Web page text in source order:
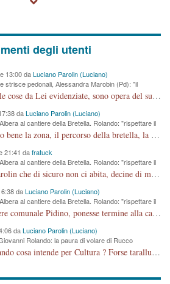
degli utenti
13:00 daLuciano Parolin (Luciano)
strisce pedonali, Alessandra Marobin (Pd): "il
Consigliera Marobin, tutte le cose da Lei evidenziate, sono opera del suo ex Assessore e compagno di Partito Antonio Marco Dalla Pozza Assessore alla "progettazione" di piste ciclabili e altre porcherie. A lui manderei il conto da saldare per incidenti e danni alle persone. E' ora che "finiamola." Avete perso rassegnatevi. qui IL SINDACO RUCCO NON C'ENTRA PER NIENTE. CAPITO!!!!!!!! Amen.
daLuciano Parolin (Luciano)
al cantiere della Bretella. Rolando: "rispettare il
Caro fratuck, conosco molto bene la zona, il percorso della bretella, la situazione dei cittadini, abito in Viale Trento. A partire dal 2003 ho partecipato al Comitato di Maddalene pro bretella, e a riunioni propositive per apportare modifiche al progetto. Numerose mie foto del territorio sono arrivate a Roma, altri miei interventi (non graditi dalla Sx) sono stati pubblicati dal GdV, assieme ad altri come Ciro Asproso, ora favorevole alla bretella. Ho partecipato alla raccolta firme per la chiusura della strada x 5 giorni eseguita dal Sindaco Hullwech per sforamento 180 Micro/g. Pertanto come impegno per la tematica sono apposto con la coscienza. Ora il Progetto è partito, fine! Voglio dire che la nuova Giunta "comunale" non c'entra più. L'opera sarà "malauguratamente" eseguita, ma non con il mio placet. Il Consigliere Comunale dovrebbe capire che la campagna elettorale è finita, con buona pace di tutti. Quello che invece dovrebbe interessare è la proprietà della strada, dall'uscita autostradale Ovest, sino alla Rotatoria dell'Albara, vi sono tre possessori: Autostrade SpA; La Provincia, il Comune. Come la mettiamo per il futuro ? I costi, da 50 sono saliti a 100 milioni di € come dire 20 milioni a KM (!) da non credere. Comunque si farà. Ma nessuno canti Vittoria, anzi meglio non farne un ulteriore fatto "partitico" per questioni elettorali o di seggio. Se mi manda la sua mail, sono disponibile ad inviare i documenti e le foto sopra descritte. Con ossequi, Luciano Parolin
21:41 dafratuck
al cantiere della Bretella. Rolando: "rispettare il
Non sarà utile a lei dott. Parolin che di sicuro non ci abita, decine di migliaia di TIR, automobili e padroncini che passano quotidianamente per una strada appena rotabile, non è più possibile stendere i panni, attraversare la strada senza rischiare la morte, le case stanno crepando, i tempi sono cambiati e la bretella non passerà assolutamente per maddalene (ma cosa sta a dire?!), dia invece responsabilità a chi ha costruito tagliando la strada che doveva invece terminare a isola vicentina e non al moracchino lasciando Motta di Costabissara ancora in panne di traffico. I tempi sono cambiati dottore e se l'anagrafe della vita stagna nell'essere umano impressioni conservatrici, la società non le considera perchè va avanti, si industrializza e ha bisogno di infrastrutture e di sviluppo. Ultima considerazione, se è geloso di Rolando perchè vede in lui solo campagne politiche mentre si difendono i SOLI diritti dei cittadini, la preghiamo faccia considerazioni più appropriate. Saluti e complimenti per i suoi scritti.
daLuciano Parolin (Luciano)
al cantiere della Bretella. Rolando: "rispettare il
Sarebbe ora che il consigliere comunale Pidino, ponesse termine alla campagna elettorale nel territorio del suo seggio Villaggio del Sole. La tiraca è iniziata, distruggerà 6 km di prateria ovest della città, ricca di fonti e sorgenti d'acqua. I cittadini di Maddalene non avranno più Pace la notte. Molta colpa per la costruzione di questa Strada è proprio del signor Rolando,dei suoi gazebo mobili e che vuol far passare questa opera VANDALICA come progetto "utile" a chi ? Non è cosa seria sig. Rolando!
daLuciano Parolin (Luciano)
Rolando: la paura di volare di Rucco
Vorrei sapere dal C.C. Rolando cosa intende per Cultura ? Forse tarallucci, vino e sagre, o spaghetti tricolori del PD ? Il continuo (s)parlare della mostra a Palazzo Chiericati caro consigliere DANNEGGIA FORTEMENTE l'immagine della città TUTTA e fa deviare i consensi che in RUSSIA (badi bene ex U.R.S.S.) sono ECCELLENTI. A livello artistico l'evento è di alta Valenza culturale, COMPITO di Tutta la Cittadinanza fare il possibile per propagandare l'iniziativa senza farne UN CASO PARTITICO come fa Lei da sempre. Meno Gazebo + Partecipazione! E così sia. Amen.